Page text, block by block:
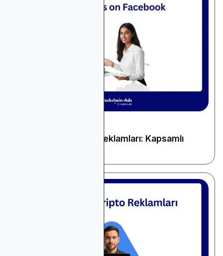
Facebook'ta Kripto Reklamları: Kapsamlı